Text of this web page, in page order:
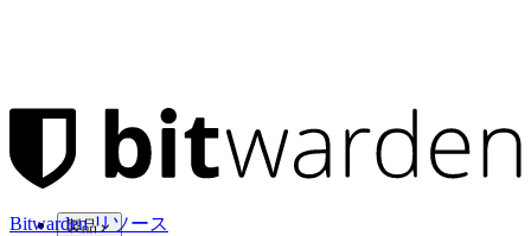
製品
Bitwarden リソース